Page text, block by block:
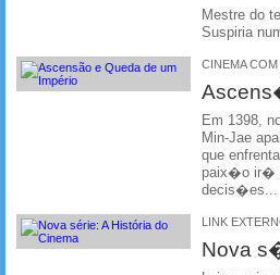
Mestre do
Suspiria
CINEMA
Em 1398,
Min-Jae
que
paix�o ir�
decis�es...
LINK
Nova